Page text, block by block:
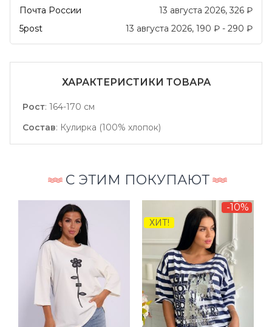
Почта России
13 августа 2026 326 ₽
5post
13 августа 2026 190 ₽ - 290 ₽
ХАРАКТЕРИСТИКИ ТОВАРА
Рост: 164-170 см
Состав: Кулирка (100% хлопок)
С ЭТИМ ПОКУПАЮТ
ХИТ!
-10%